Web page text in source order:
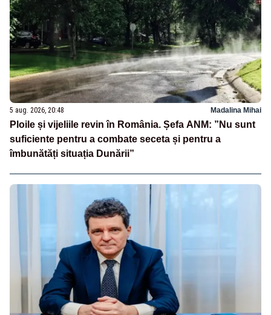
5 aug. 2026, 20:48 Madalina Mihai
Ploile și vijeliile revin în România. Șefa ANM: ”Nu sunt
suficiente pentru a combate seceta și pentru a
îmbunătăți situația Dunării”